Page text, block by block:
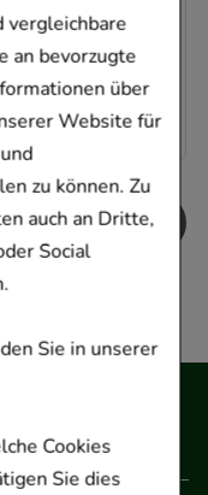
vergleichbare
an bevorzugte
über
Website für
zu können. Zu
auch an Dritte,
Social
Sie in unserer
Cookies
Sie dies
16,83 €
AVP:22,97 €
67,32 €pro 1 l